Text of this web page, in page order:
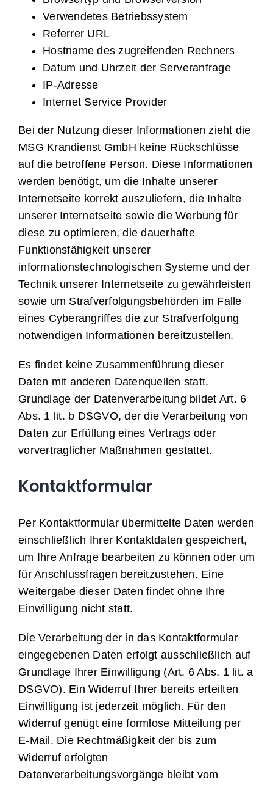
Verwendetes Betriebssystem
Referrer URL
Hostname des zugreifenden Rechners
Datum und Uhrzeit der Serveranfrage
IP-Adresse
Internet Service Provider
Bei der Nutzung dieser Informationen zieht die
MSG Krandienst GmbH keine Rückschlüsse
auf die betroffene Person. Diese Informationen
werden benötigt, um die Inhalte unserer
Internetseite korrekt auszuliefern, die Inhalte
unserer Internetseite sowie die Werbung für
diese zu optimieren, die dauerhafte
Funktionsfähigkeit unserer
informationstechnologischen Systeme und der
Technik unserer Internetseite zu gewährleisten
sowie um Strafverfolgungsbehörden im Falle
eines Cyberangriffes die zur Strafverfolgung
notwendigen Informationen bereitzustellen.
Es findet keine Zusammenführung dieser
Daten mit anderen Datenquellen statt.
Grundlage der Datenverarbeitung bildet Art. 6
Abs. 1 lit. b DSGVO, der die Verarbeitung von
Daten zur Erfüllung eines Vertrags oder
vorvertraglicher Maßnahmen gestattet.
Kontaktformular
Per Kontaktformular übermittelte Daten werden
einschließlich Ihrer Kontaktdaten gespeichert,
um Ihre Anfrage bearbeiten zu können oder um
für Anschlussfragen bereitzustehen. Eine
Weitergabe dieser Daten findet ohne Ihre
Einwilligung nicht statt.
Die Verarbeitung der in das Kontaktformular
eingegebenen Daten erfolgt ausschließlich auf
Grundlage Ihrer Einwilligung (Art. 6 Abs. 1 lit. a
DSGVO). Ein Widerruf Ihrer bereits erteilten
Einwilligung ist jederzeit möglich. Für den
Widerruf genügt eine formlose Mitteilung per
E-Mail. Die Rechtmäßigkeit der bis zum
Widerruf erfolgten
Datenverarbeitungsvorgänge bleibt vom